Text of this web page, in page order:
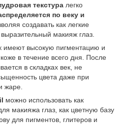
текстура легко
по веку и
создавать как легкие
макияж глаз.
имеют высокую пигментацию и
в течение всего дня. После
в складках век, не
цвета даже при
жаре.
можно использовать как
макияжа глаз, как цветную базу
для пигментов, глитеров и